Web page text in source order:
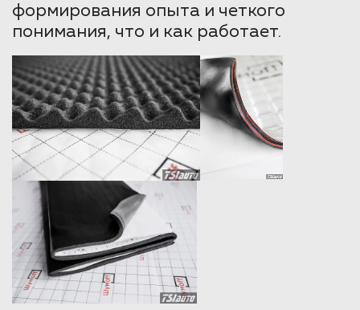
формирования опыта и четкого
понимания, что и как работает.